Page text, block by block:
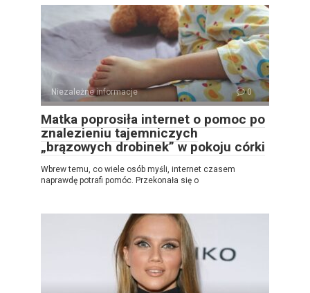
Niezależne informacje 0
Matka poprosiła internet o pomoc po
znalezieniu tajemniczych
„brązowych drobinek” w pokoju córki
Wbrew temu, co wiele osób myśli, internet czasem
naprawdę potrafi pomóc. Przekonała się o